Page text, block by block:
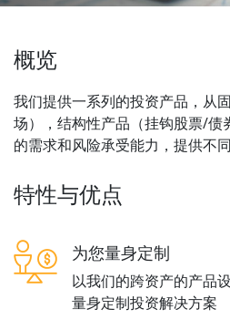
概览
我们提供一系列的投资产品，从
场），结构性产品（挂钩股票/
的需求和风险承受能力，提供不
特性与优点
为您量身定制
以我们的跨资产的产品
量身定制投资解决方案